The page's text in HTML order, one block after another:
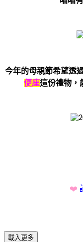
今年的母親節希望透
便座這份禮物，
❤️
載入更多